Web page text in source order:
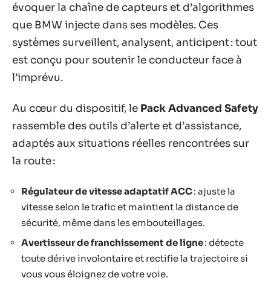
évoquer la chaîne de capteurs et d’algorithmes
que BMW injecte dans ses modèles. Ces
systèmes surveillent, analysent, anticipent : tout
est conçu pour soutenir le conducteur face à
l’imprévu.
Au cœur du dispositif, le Pack Advanced Safety
rassemble des outils d’alerte et d’assistance,
adaptés aux situations réelles rencontrées sur
la route :
Régulateur de vitesse adaptatif ACC: ajuste la
vitesse selon le trafic et maintient la distance de
sécurité, même dans les embouteillages.
Avertisseur de franchissement de ligne: détecte
toute dérive involontaire et rectifie la trajectoire si
vous vous éloignez de votre voie.